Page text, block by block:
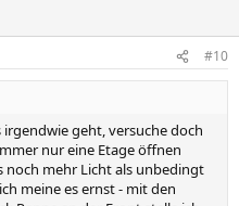
#10
irgendwie geht, versuche doch
nur eine Etage öffnen
noch mehr Licht als unbedingt
meine es ernst - mit den